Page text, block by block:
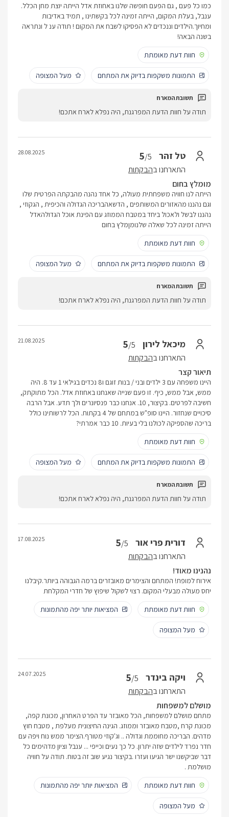
כמו כל פעם , גם הפעם חופשה שלנו באחוזת אדל הייתה יוצת מחן הכלל.
ענבל, בעלת המקום, הייתה זמינה לכל בקשתינו , תמיד באדיבות
ומחיוך.הילדים וננכדים לא הפסיקו לשבח את המקום ! תודה ענ ל ונתראה
בשנה הבאה!
חוות דעת מאומתת
התמונות משקפות בדיוק את המתחם מעל המצופה
תודה על חוות הדעת המפרגנת, היה נפלא לארח אתכם!
טל זהר 5/5
התארחנו בהבקתות
28.08.2025
מומלץ בחום
הייתה לנו חוויה משפחתית מעולה, כל אחד נהנה מהבקתה הפרטית שלו
וגם נהננו מהאזורים המשותפים , הדשאהבריכה הגדולה והכיפית , הגקוזי ,
נהננו לבשל ולאכול ביחד במטבח הממוזג עם הפינת אוכל הגדולהאדל
הייתה זמינה לכל שאלה שלנומןמלץ בחום
חוות דעת מאומתת
התמונות משקפות בדיוק את המתחם מעל המצופה
תודה על חוות הדעת המפרגנת, היה נפלא לארח אתכם!
מיכאל לירון 5/5
התארחנו בהבקתות
21.08.2025
תיאור קצר
היינו משפחה עם 3 ילדים ובני / בנות זוגם ו8 נכדים בגילאי 1 עד 8. היה
ממש, אבל ממש, כיף. זו פעם שנייה שאנחנו באחוזת אדל. הכל מתוקתק,
חשיבה לפרטים. בקיצור, 10. אנחנו כבר פנסיונרים ולך תדע. אבל הרבה
סיכויים שנחזור. היינו סופ"ש במתחם של 4 בקתות. הכל לרשותינו כולל
בריכה שהספיקה לכולנו בלי בעיות. 10 כבר אמרתי?
חוות דעת מאומתת
התמונות משקפות בדיוק את המתחם מעל המצופה
תודה על חוות הדעת המפרגנת, היה נפלא לארח אתכם!
דורית פרי אור 5/5
התארחנו בהבקתות
17.08.2025
נהנינו מאוד!
אירוח למופת! המתחם והצימרים מאובזרים ברמה הגבוהה ביותר.קיבלנו
יחס מעולה מבעלי המקום. רצוי לשקול שיפוץ של חדרי המקלחת
חוות דעת מאומתת
המציאות יותר יפה מהתמונות
מעל המצופה
ויקה בינדר 5/5
התארחנו בהבקתות
24.07.2025
מושלם למשפחות
מתחם מושלם למשפחות, הכל מאובזר עד הפרט האחרון, מכונת קפה,
מכונת קרח ,מטבח מאובזר וממוזג. הגינה החיצונית מעלפת , מטבח חוץ
מדהים. הבריכה מחוממת וגדולה .. וג'קוזי מטורף.הצימר ממש נוח ויפה עם
חדר נפרד לילדים שזה יתרון. כל כך נעים וכייפי ... ענבל וציון מדהימים כל
דבר שביקשנו ישר הגיעו ועזרו .בקיצור נגיע שוב זה בטוח. תודה על חוויה
מושלמת .
חוות דעת מאומתת
המציאות יותר יפה מהתמונות
מעל המצופה